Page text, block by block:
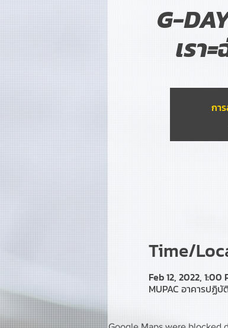
G-
เรา
กา
Time/
Feb 12, 2022, 1:00
MUPAC อาคารปฏิ